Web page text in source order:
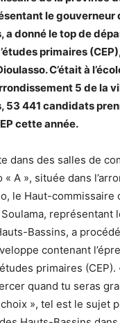
le gouverneur
a donné le top de
primaires
C’était à
5 de la
53 441 candidats
cette année.
dans des salles de
« A », située dans
le Haut-commissaire
représentant
Bassins, a
contenant
primaires
quand tu seras
», tel est le sujet